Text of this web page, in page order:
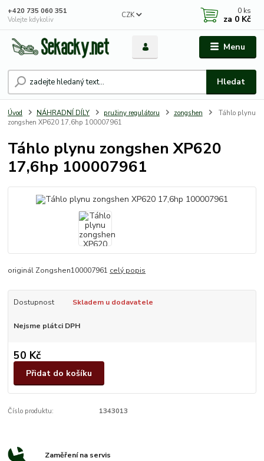
Menu
CZK
Hledat
+420 735 060 351
Volejte kdykoliv
0 ks
za 0 Kč
Úvod NÁHRADNÍ DÍLY pružiny regulátoru zongshen
Táhlo plynu
zongshen XP620 17,6hp 100007961
Táhlo plynu zongshen XP620
17,6hp 100007961
originál Zongshen100007961 celý popis
Dostupnost Skladem u dodavatele
Nejsme plátci DPH
50 Kč
Přidat do košíku
Číslo produktu: 1343013
Zaměření na servis